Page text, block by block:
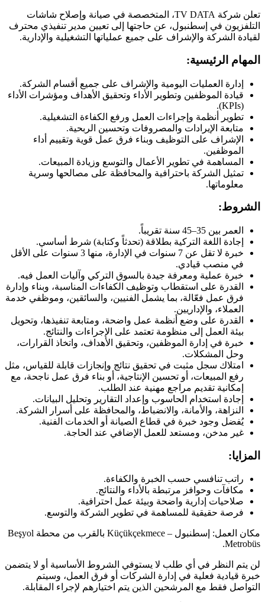
تعلن شركة TV DATA، المتخصصة في صيانة وإصلاح شاشات
التلفزيون في إسطنبول، عن حاجتها إلى تعيين مدير تنفيذي محترف
لقيادة الشركة والإشراف على جميع عملياتها التشغيلية والإدارية.
المهام الرئيسية:
إدارة العمليات اليومية والإشراف على جميع أقسام الشركة.
قيادة الموظفين وتطوير الأداء وتحقيق الأهداف ومؤشرات الأداء
(KPIs).
تطوير أنظمة وإجراءات العمل ورفع الكفاءة التشغيلية.
متابعة الإيرادات والمصروفات وتحسين الربحية.
الإشراف على التوظيف وبناء فرق عمل قوية وتقييم أداء
الموظفين.
المساهمة في تطوير الأعمال والتوسع وزيادة المبيعات.
تمثيل الشركة باحترافية والمحافظة على مصالحها وسرية
معلوماتها.
الشروط:
العمر بين 35–45 سنة تقريباً.
إجادة اللغة التركية بطلاقة (تحدثاً وكتابة) شرط أساسي.
خبرة لا تقل عن 7 سنوات في الإدارة، منها 3 سنوات على الأقل
في منصب قيادي.
خبرة عملية ومعرفة جيدة بالسوق التركي وآليات العمل فيه.
القدرة على استقطاب وتوظيف الكفاءات المناسبة، وبناء وإدارة
فرق عمل فعّالة، بما يشمل الفنيين، والسائقين، وموظفي خدمة
العملاء، والإداريين.
القدرة على وضع أنظمة عمل واضحة، ومتابعة تنفيذها، وتحويل
بيئة العمل إلى منظومة تعتمد على الإجراءات والنتائج.
خبرة في إدارة الموظفين، وتحقيق الأهداف، واتخاذ القرارات،
وحل المشكلات.
امتلاك سجل مثبت في تحقيق نتائج وإنجازات قابلة للقياس، مثل
رفع المبيعات، أو تحسين الإنتاجية، أو بناء فرق عمل ناجحة، مع
إمكانية تقديم مراجع مهنية عند الطلب.
إجادة استخدام الحاسوب وإعداد التقارير وتحليل البيانات.
النزاهة، والأمانة، والانضباط، والمحافظة على أسرار الشركة.
يُفضل وجود خبرة في قطاع الصيانة أو الخدمات الفنية.
غير مدخن، ومستعد للعمل الإضافي عند الحاجة.
المزايا:
راتب تنافسي حسب الخبرة والكفاءة.
مكافآت وحوافز مرتبطة بالأداء والنتائج.
صلاحيات إدارية واضحة وبيئة عمل احترافية.
فرصة حقيقية للمساهمة في تطوير الشركة والتوسع.
مكان العمل: إسطنبول – Küçükçekmece بالقرب من محطة Beşyol
Metrobüs.
لن يتم النظر في أي طلب لا يستوفي الشروط الأساسية أو لا يتضمن
خبرة قيادية فعلية في إدارة الشركات أو فرق العمل، وسيتم
التواصل فقط مع المرشحين الذين يتم اختيارهم لإجراء المقابلة.